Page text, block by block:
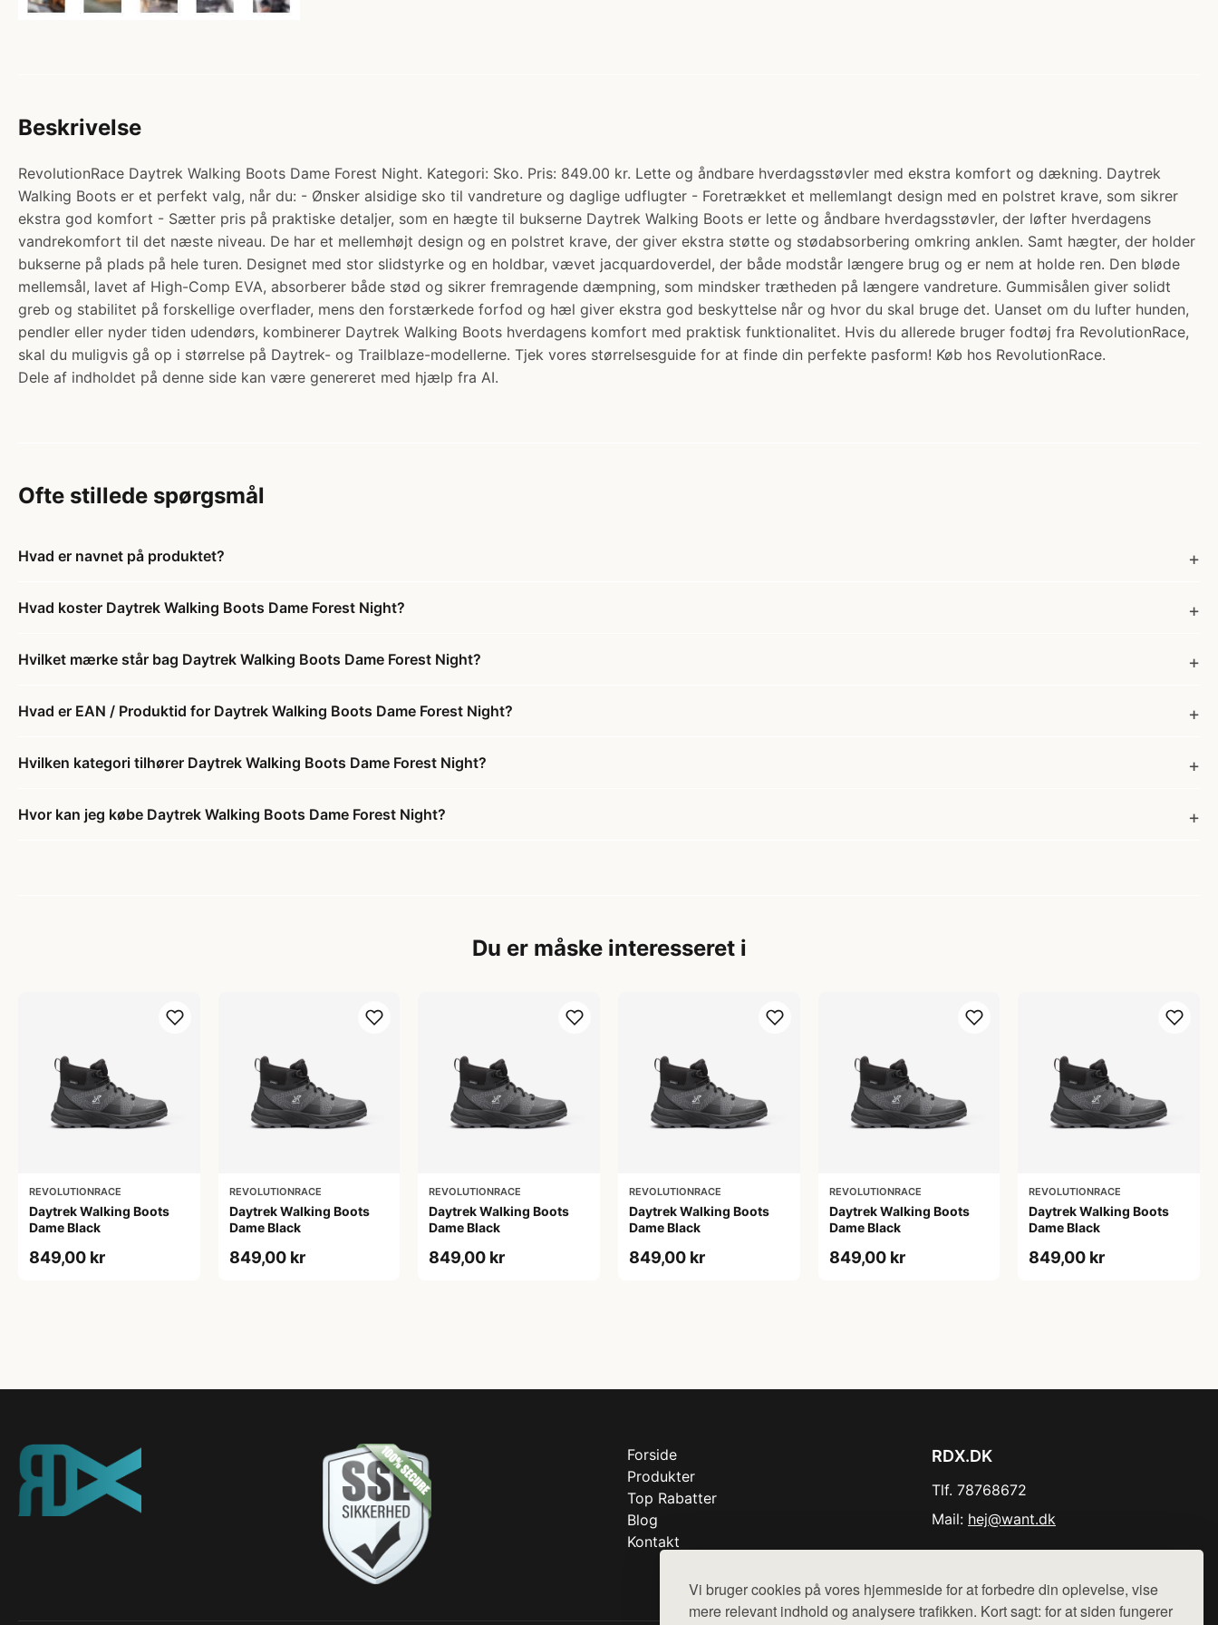
Vi bruger cookies på vores hjemmeside for at forbedre din oplevelse, vise
mere relevant indhold og analysere trafikken. Kort sagt: for at siden fungerer
Beskrivelse
RevolutionRace Daytrek Walking Boots Dame Forest Night. Kategori: Sko. Pris: 849.00 kr. Lette og åndbare hverdagsstøvler med ekstra komfort og dækning. Daytrek
Walking Boots er et perfekt valg, når du: - Ønsker alsidige sko til vandreture og daglige udflugter - Foretrækket et mellemlangt design med en polstret krave, som sikrer
ekstra god komfort - Sætter pris på praktiske detaljer, som en hægte til bukserne Daytrek Walking Boots er lette og åndbare hverdagsstøvler, der løfter hverdagens
vandrekomfort til det næste niveau. De har et mellemhøjt design og en polstret krave, der giver ekstra støtte og stødabsorbering omkring anklen. Samt hægter, der holder
bukserne på plads på hele turen. Designet med stor slidstyrke og en holdbar, vævet jacquardoverdel, der både modstår længere brug og er nem at holde ren. Den bløde
mellemsål, lavet af High-Comp EVA, absorberer både stød og sikrer fremragende dæmpning, som mindsker trætheden på længere vandreture. Gummisålen giver solidt
greb og stabilitet på forskellige overflader, mens den forstærkede forfod og hæl giver ekstra god beskyttelse når og hvor du skal bruge det. Uanset om du lufter hunden,
pendler eller nyder tiden udendørs, kombinerer Daytrek Walking Boots hverdagens komfort med praktisk funktionalitet. Hvis du allerede bruger fodtøj fra RevolutionRace,
skal du muligvis gå op i størrelse på Daytrek- og Trailblaze-modellerne. Tjek vores størrelsesguide for at finde din perfekte pasform! Køb hos RevolutionRace.
Dele af indholdet på denne side kan være genereret med hjælp fra AI.
Ofte stillede spørgsmål
Hvad er navnet på produktet?
Hvad koster Daytrek Walking Boots Dame Forest Night?
Hvilket mærke står bag Daytrek Walking Boots Dame Forest Night?
Hvad er EAN / Produktid for Daytrek Walking Boots Dame Forest Night?
Hvilken kategori tilhører Daytrek Walking Boots Dame Forest Night?
Hvor kan jeg købe Daytrek Walking Boots Dame Forest Night?
Du er måske interesseret i
REVOLUTIONRACE
Daytrek Walking Boots
Dame Black
849,00 kr
REVOLUTIONRACE
Daytrek Walking Boots
Dame Black
849,00 kr
REVOLUTIONRACE
Daytrek Walking Boots
Dame Black
849,00 kr
REVOLUTIONRACE
Daytrek Walking Boots
Dame Black
849,00 kr
REVOLUTIONRACE
Daytrek Walking Boots
Dame Black
849,00 kr
REVOLUTIONRACE
Daytrek Walking Boots
Dame Black
849,00 kr
Forside
Produkter
Top Rabatter
Blog
Kontakt
RDX.DK
Tlf. 78768672
Mail: hej@want.dk